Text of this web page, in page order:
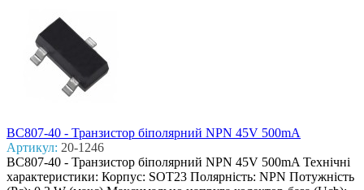
BC807-40 - Транзистор біполярний NPN 45V 500mA
Артикул: 20-1246
BC807-40 - Транзистор біполярний NPN 45V 500mA Технічні
характеристики: Корпус: SOT23 Полярність: NPN Потужність